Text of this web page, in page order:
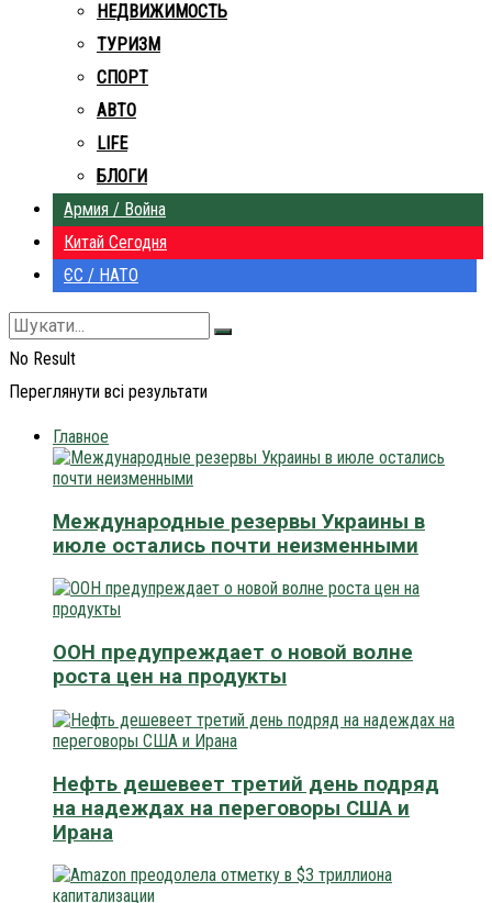
НЕДВИЖИМОСТЬ
ТУРИЗМ
СПОРТ
АВТО
LIFE
БЛОГИ
Армия / Война
Китай Сегодня
ЄС / НАТО
No Result
Переглянути всі результати
Главное
Международные резервы Украины в
июле остались почти неизменными
ООН предупреждает о новой волне
роста цен на продукты
Нефть дешевеет третий день подряд
на надеждах на переговоры США и
Ирана